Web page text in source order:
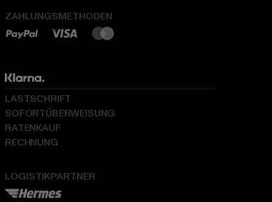
ZAHLUNGSMETHODEN
LOGISTIKPARTNER
LASTSCHRIFT
SOFORTÜBERWEISUNG
RATENKAUF
RECHNUNG